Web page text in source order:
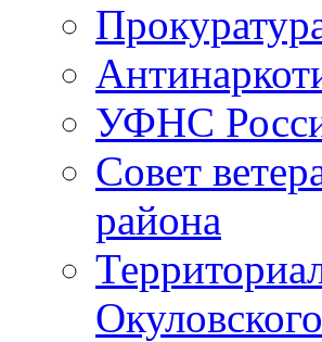
УФНС
Совет
района